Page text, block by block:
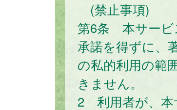
(禁止事項)
第6条 本サービ
承諾を得ずに、
の私的利用の範
きません。
2 利用者が、本